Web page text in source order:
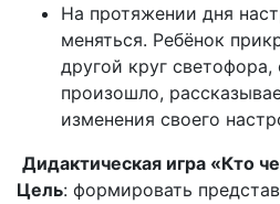
На протяжении дня
меняться. Ребёнок
другой круг светофора,
произошло,
изменения своего
Дидактическая игра «Кто
Цель: формировать